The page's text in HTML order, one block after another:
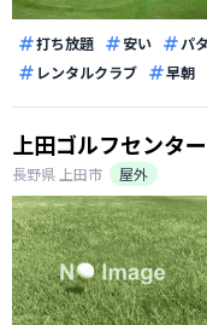
打ち放題 安い パ
レンタルクラブ
早朝
上田ゴルフセンター
長野県 上田市
屋外